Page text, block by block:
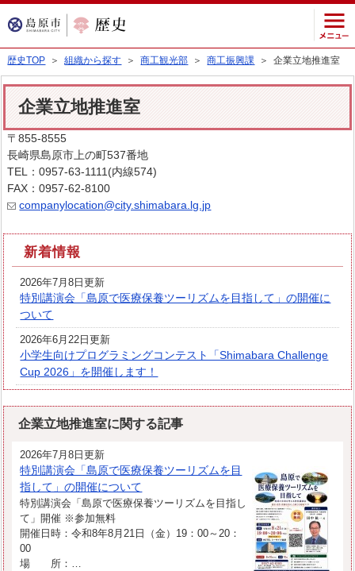
歴史TOP ＞組織から探す ＞商工観光部 ＞商工振興課 ＞ 企業立地推進室
企業立地推進室
〒855-8555
長崎県島原市上の町537番地
TEL：0957-63-1111(内線574)
FAX：0957-62-8100
companylocation@city.shimabara.lg.jp
新着情報
2026年7月8日更新
特別講演会「島原で医療保養ツーリズムを目指して」の開催に
ついて
2026年6月22日更新
小学生向けプログラミングコンテスト「Shimabara Challenge
Cup 2026」を開催します！
企業立地推進室に関する記事
2026年7月8日更新
特別講演会「島原で医療保養ツーリズムを目
指して」の開催について
特別講演会「島原で医療保養ツーリズムを目指し
て」開催 ※参加無料
開催日時：令和8年8月21日（金）19：00～20：
00
場 所：…